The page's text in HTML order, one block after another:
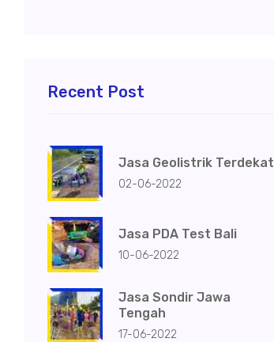
Recent Post
Jasa Geolistrik Terdekat
02-06-2022
Jasa PDA Test Bali
10-06-2022
Jasa Sondir Jawa
Tengah
17-06-2022